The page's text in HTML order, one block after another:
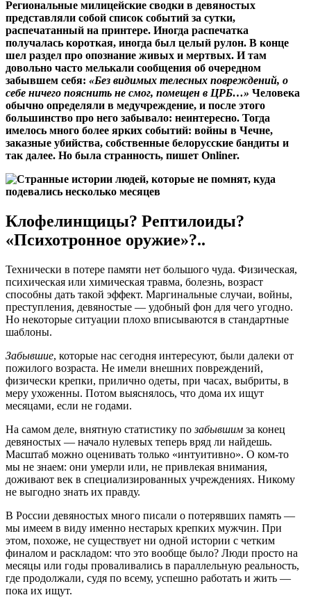
Региональные милицейские сводки в девяностых
представляли собой список событий за сутки,
распечатанный на принтере. Иногда распечатка
получалась короткая, иногда был целый рулон. В конце
шел раздел про опознание живых и мертвых. И там
довольно часто мелькали сообщения об очередном
забывшем себя: «Без видимых телесных повреждений, о
себе ничего пояснить не смог, помещен в ЦРБ…» Человека
обычно определяли в медучреждение, и после этого
большинство про него забывало: неинтересно. Тогда
имелось много более ярких событий: войны в Чечне,
заказные убийства, собственные белорусские бандиты и
так далее. Но была странность, пишет Onliner.
Клофелинщицы? Рептилоиды?
«Психотронное оружие»?..
Технически в потере памяти нет большого чуда. Физическая,
психическая или химическая травма, болезнь, возраст
способны дать такой эффект. Маргинальные случаи, войны,
преступления, девяностые — удобный фон для чего угодно.
Но некоторые ситуации плохо вписываются в стандартные
шаблоны.
Забывшие, которые нас сегодня интересуют, были далеки от
пожилого возраста. Не имели внешних повреждений,
физически крепки, прилично одеты, при часах, выбриты, в
меру ухоженны. Потом выяснялось, что дома их ищут
месяцами, если не годами.
На самом деле, внятную статистику позабывшим за конец
девяностых — начало нулевых теперь вряд ли найдешь.
Масштаб можно оценивать только «интуитивно». О ком-то
мы не знаем: они умерли или, не привлекая внимания,
доживают век в специализированных учреждениях. Никому
не выгодно знать их правду.
В России девяностых много писали о потерявших память —
мы имеем в виду именно нестарых крепких мужчин. При
этом, похоже, не существует ни одной истории с четким
финалом и раскладом: что это вообще было? Люди просто на
месяцы или годы проваливались в параллельную реальность,
где продолжали, судя по всему, успешно работать и жить —
пока их ищут.